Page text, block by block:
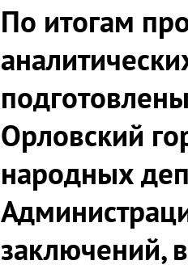
По итогам
Орловский
народных
заключений,